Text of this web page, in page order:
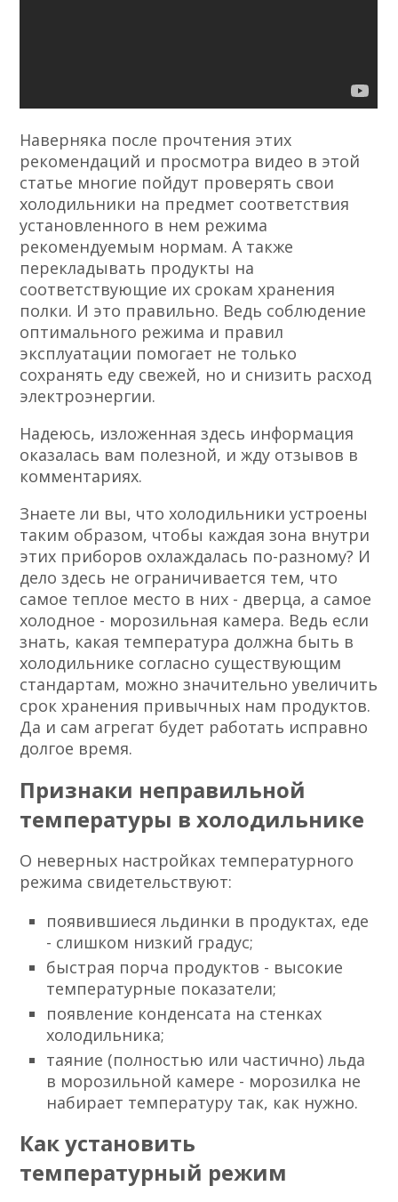
Наверняка после прочтения этих
рекомендаций и просмотра видео в этой
статье многие пойдут проверять свои
холодильники на предмет соответствия
установленного в нем режима
рекомендуемым нормам. А также
перекладывать продукты на
соответствующие их срокам хранения
полки. И это правильно. Ведь соблюдение
оптимального режима и правил
эксплуатации помогает не только
сохранять еду свежей, но и снизить расход
электроэнергии.
Надеюсь, изложенная здесь информация
оказалась вам полезной, и жду отзывов в
комментариях.
Знаете ли вы, что холодильники устроены
таким образом, чтобы каждая зона внутри
этих приборов охлаждалась по-разному? И
дело здесь не ограничивается тем, что
самое теплое место в них - дверца, а самое
холодное - морозильная камера. Ведь если
знать, какая температура должна быть в
холодильнике согласно существующим
стандартам, можно значительно увеличить
срок хранения привычных нам продуктов.
Да и сам агрегат будет работать исправно
долгое время.
Признаки неправильной
температуры в холодильнике
О неверных настройках температурного
режима свидетельствуют:
появившиеся льдинки в продуктах, еде
- слишком низкий градус;
быстрая порча продуктов - высокие
температурные показатели;
появление конденсата на стенках
холодильника;
таяние (полностью или частично) льда
в морозильной камере - морозилка не
набирает температуру так, как нужно.
Как установить
температурный режим